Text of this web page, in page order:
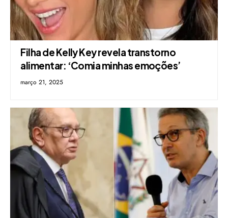
Filha de Kelly Key revela transtorno
alimentar: ‘Comia minhas emoções’
março 21, 2025